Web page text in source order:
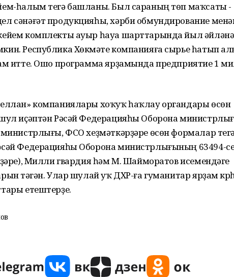
һалым тегә башланы. Был сараның төп маҡсаты -
сәнәғәт продукцияһы, хәрби обмундирование
комплекты ауыр һауа шарттарында йыл
Республика Хөкүмәте компанияға сырье һатып
итте. Ошо программа ярҙамында предприятие 1
компаниялары хоҡуҡ һаҡлау органдары өсөн
иҫәптән Рәсәй Федерацияһы Оборона
ФСО хеҙмәткәрҙәре өсөн формалар
Федерацияһы Оборона министрлығының 63494-
Милли гвардия һәм М. Шайморатов исемендәге
үтәгән. Улар шулай уҡ ДХР-ға гуманитар ярҙам
етештерҙе.